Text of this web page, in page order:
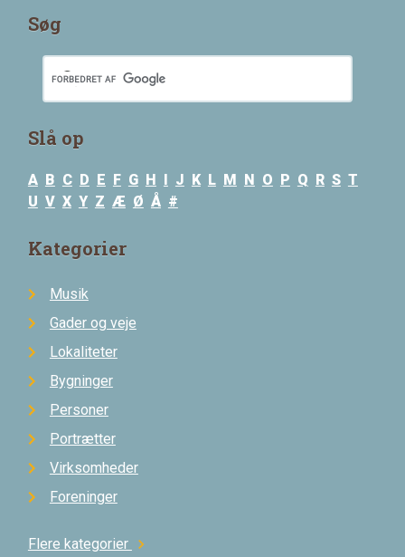
Søg
Slå op
A B C D E F G H I J K L M N O P Q R S T
U V X Y Z Æ Ø Å #
Kategorier
Musik
Gader og veje
Lokaliteter
Bygninger
Personer
Portrætter
Virksomheder
Foreninger
Flere kategorier chevron_right